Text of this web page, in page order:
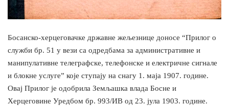
Босанско-херцеговачке државне жељезнице доносе “Прилог о
служби бр. 51 у вези са одредбама за административне и
манипулативне телеграфске, телефонске и електричне сигнале
и блокне услуге” које ступају на снагу 1. маја 1907. године.
Овај Прилог је одобрила Земљашка влада Босне и
Херцеговине Уредбом бр. 993/ИВ од 23. јула 1903. године.